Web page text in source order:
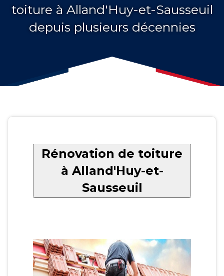
toiture à Alland'Huy-et-Sausseuil
depuis plusieurs décennies
Rénovation de toiture
à Alland'Huy-et-
Sausseuil